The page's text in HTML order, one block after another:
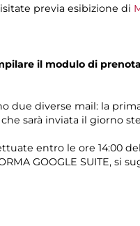
previa esibizione di
il modulo di
due diverse mail: la
sarà inviata il giorno
entro le ore 14:00
GOOGLE SUITE,